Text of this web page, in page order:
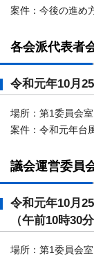
案件：今後の進め
各会派代表者
令和元年10月
場所：第1委員会室
案件：令和元年台
議会運営委員
令和元年10月
（午前10時30
場所：第1委員会室